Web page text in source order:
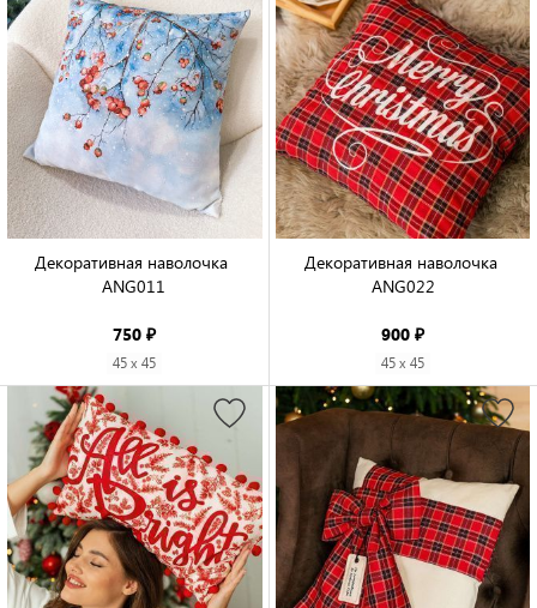
Декоративная наволочка
ANG011
750 ₽
45 x 45
Декоративная наволочка
ANG022
900 ₽
45 x 45